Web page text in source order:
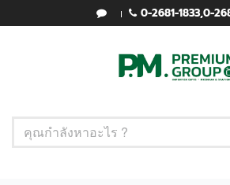
0-2681-1833,0-